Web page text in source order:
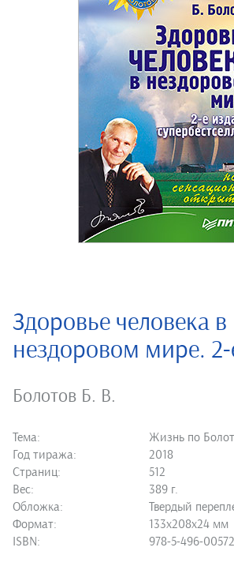
Здоровье человека в
нездоровом мире. 2-
Болотов Б. В.
Тема:
Жизнь по
Год тиража:
2018
Страниц:
512
Вес:
389 г.
Обложка:
Твердый
Формат:
133х208х24 мм
ISBN:
978-5-496-